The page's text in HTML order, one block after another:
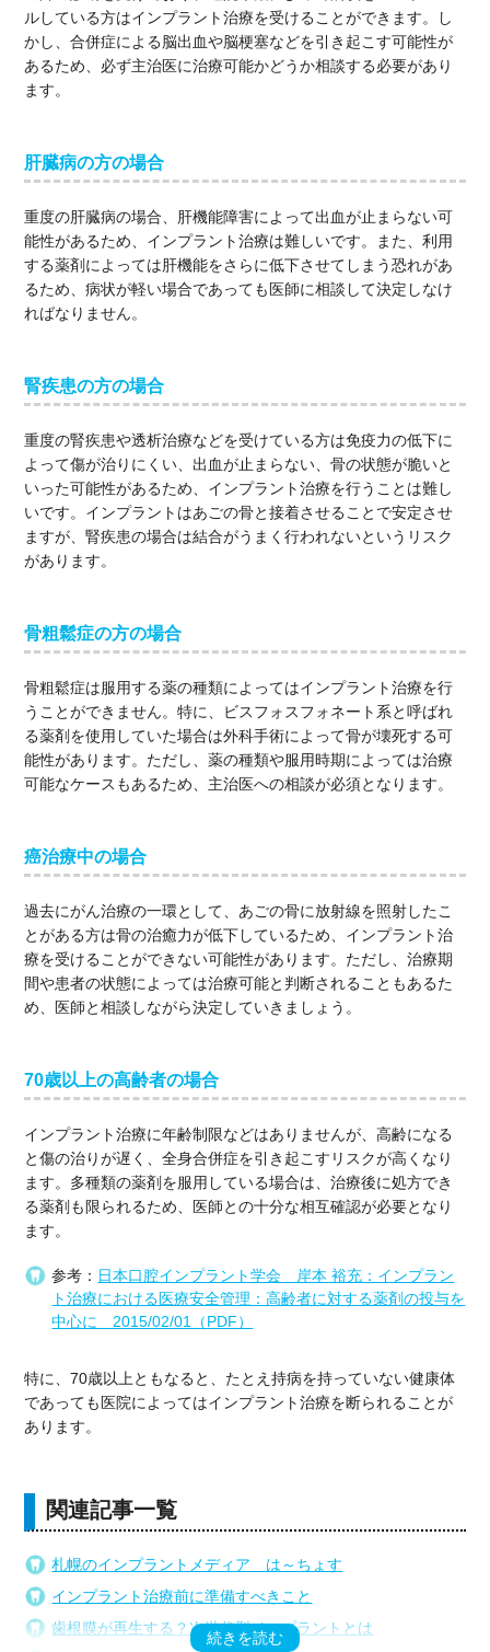
ルしている方はインプラント治療を受けることができます。し
かし、合併症による脳出血や脳梗塞などを引き起こす可能性が
あるため、必ず主治医に治療可能かどうか相談する必要があり
ます。
肝臓病の方の場合
重度の肝臓病の場合、肝機能障害によって出血が止まらない可
能性があるため、インプラント治療は難しいです。また、利用
する薬剤によっては肝機能をさらに低下させてしまう恐れがあ
るため、病状が軽い場合であっても医師に相談して決定しなけ
ればなりません。
腎疾患の方の場合
重度の腎疾患や透析治療などを受けている方は免疫力の低下に
よって傷が治りにくい、出血が止まらない、骨の状態が脆いと
いった可能性があるため、インプラント治療を行うことは難し
いです。インプラントはあごの骨と接着させることで安定させ
ますが、腎疾患の場合は結合がうまく行われないというリスク
があります。
骨粗鬆症の方の場合
骨粗鬆症は服用する薬の種類によってはインプラント治療を行
うことができません。特に、ビスフォスフォネート系と呼ばれ
る薬剤を使用していた場合は外科手術によって骨が壊死する可
能性があります。ただし、薬の種類や服用時期によっては治療
可能なケースもあるため、主治医への相談が必須となります。
癌治療中の場合
過去にがん治療の一環として、あごの骨に放射線を照射したこ
とがある方は骨の治癒力が低下しているため、インプラント治
療を受けることができない可能性があります。ただし、治療期
間や患者の状態によっては治療可能と判断されることもあるた
め、医師と相談しながら決定していきましょう。
70歳以上の高齢者の場合
インプラント治療に年齢制限などはありませんが、高齢になる
と傷の治りが遅く、全身合併症を引き起こすリスクが高くなり
ます。多種類の薬剤を服用している場合は、治療後に処方でき
る薬剤も限られるため、医師との十分な相互確認が必要となり
ます。
参考： 日本口腔インプラント学会 岸本 裕充：インプラン
ト治療における医療安全管理：高齢者に対する薬剤の投与を
中心に 2015/02/01（PDF）
特に、70歳以上ともなると、たとえ持病を持っていない健康体
であっても医院によってはインプラント治療を断られることが
あります。
関連記事一覧
札幌のインプラントメディア は～ちょす
インプラント治療前に準備すべきこと
歯根膜が再生する？次世代型インプラントとは